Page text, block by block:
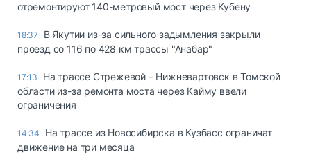
отремонтируют 140-метровый мост через Кубену
18:37
В Якутии из-за сильного задымления закрыли
проезд со 116 по 428 км трассы "Анабар"
17:13
На трассе Стрежевой – Нижневартовск в Томской
области из-за ремонта моста через Кайму ввели
ограничения
14:34
На трассе из Новосибирска в Кузбасс ограничат
движение на три месяца